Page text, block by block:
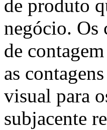
de produto
negócio. Os
de
as
visual para
subjacente